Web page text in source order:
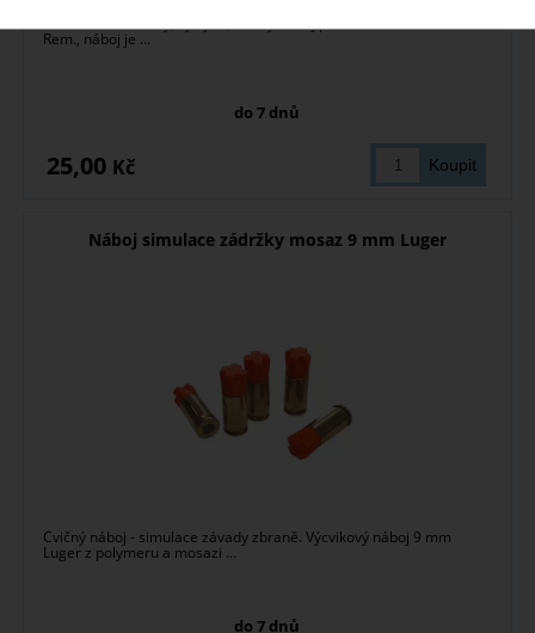
Rem., náboj je ...
do 7 dnů
25,00 Kč
Náboj simulace zádržky mosaz 9 mm Luger
Cvičný náboj - simulace závady zbraně. Výcvikový náboj 9 mm
Luger z polymeru a mosazi ...
do 7 dnů